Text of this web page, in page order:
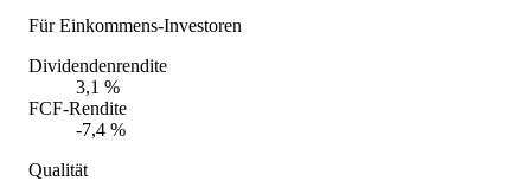
Für Einkommens-Investoren
Dividendenrendite
3,1 %
FCF-Rendite
-7,4 %
Qualität